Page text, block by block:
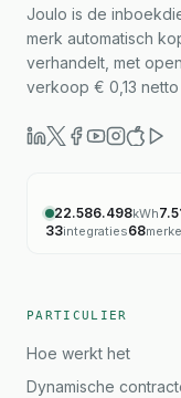
Joulo is de
merk automatisch
verhandelt, met
verkoop € 0,13
22.586.498kWh
33integraties68
PARTICULIER
Hoe werkt het
Dynamische